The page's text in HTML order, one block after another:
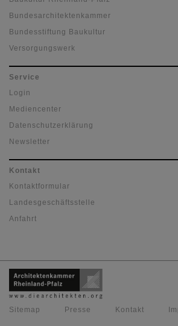
Bundesarchitektenkammer
Bundesstiftung Baukultur
Versorgungswerk
Service
Login
Mediencenter
Datenschutzerklärung
Newsletter
Kontakt
Kontaktformular
Landesgeschäftsstelle
Anfahrt
Sitemap Presse Kontakt